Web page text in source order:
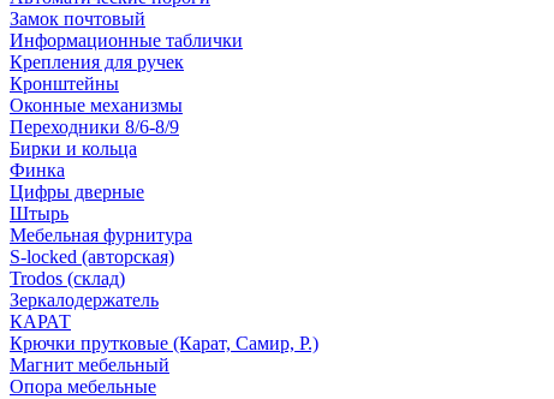
Замок почтовый
Информационные таблички
Крепления для ручек
Кронштейны
Оконные механизмы
Переходники 8/6-8/9
Бирки и кольца
Финка
Цифры дверные
Штырь
Мебельная фурнитура
S-locked (авторская)
Trodos (склад)
Зеркалодержатель
КАРАТ
Крючки прутковые (Карат, Самир, Р.)
Магнит мебельный
Опора мебельные